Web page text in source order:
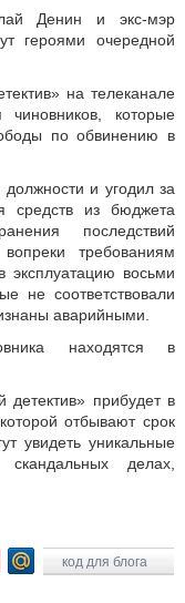
Денин и экс-мэр
героями очередной
на телеканале
чиновников, которые
по обвинению в
и угодил за
средств из бюджета
последствий
требованиям
восьми
не соответствовали
аварийными.
находятся в
прибудет в
отбывают срок
увидеть уникальные
делах,
код для блога